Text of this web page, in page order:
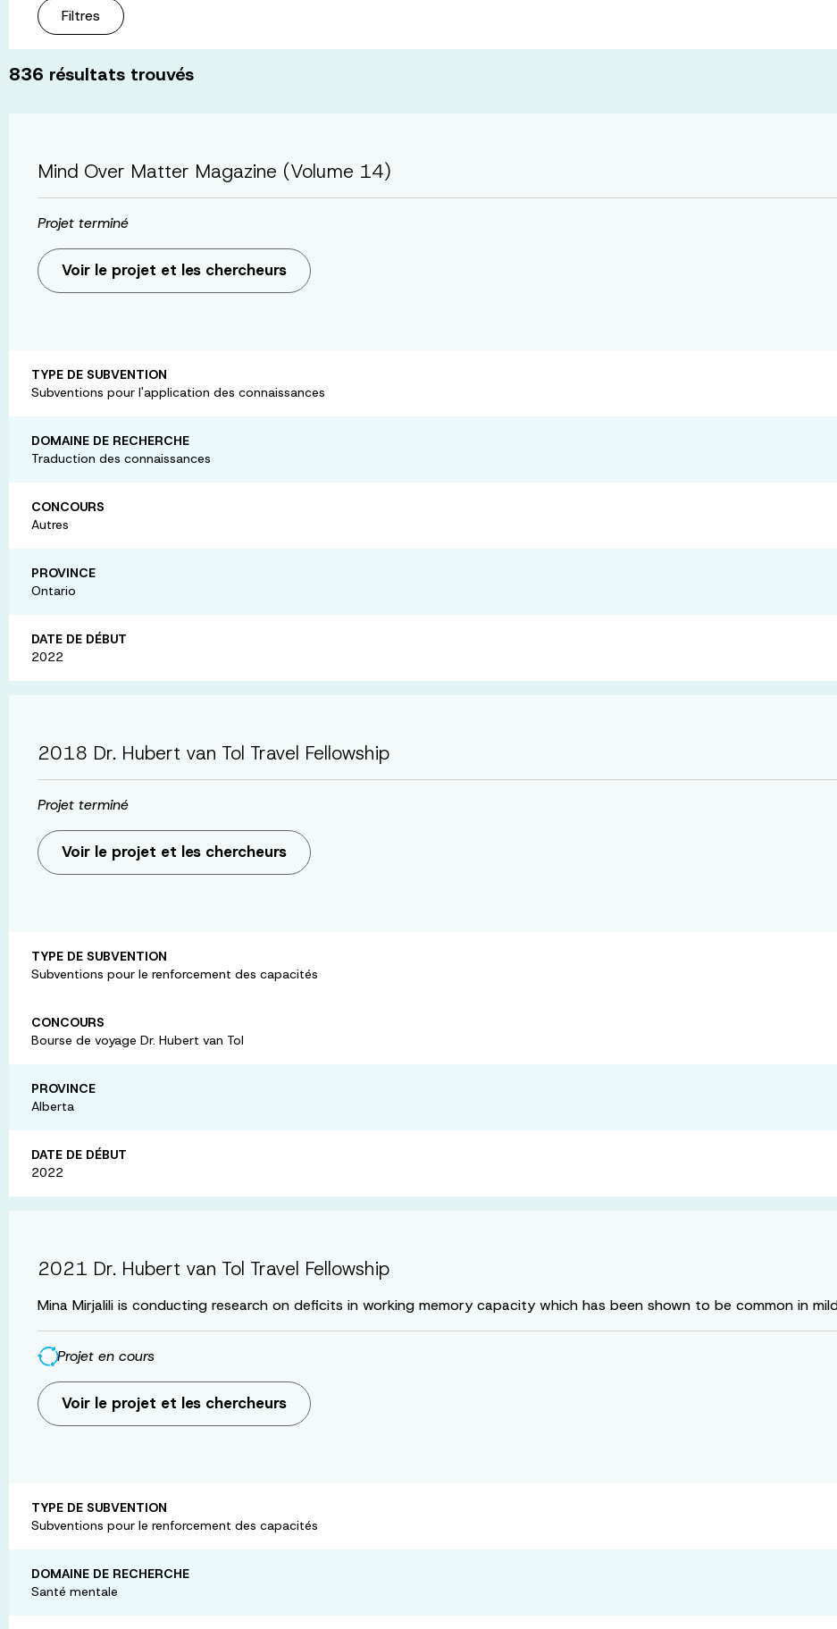
Filtres
836 résultats trouvés
Mind Over Matter Magazine (Volume 14)
Projet terminé
Voir le projet et les chercheurs
TYPE DE SUBVENTION
Subventions pour l'application des connaissances
DOMAINE DE RECHERCHE
Traduction des connaissances
CONCOURS
Autres
PROVINCE
Ontario
DATE DE DÉBUT
2022
2018 Dr. Hubert van Tol Travel Fellowship
Projet terminé
Voir le projet et les chercheurs
TYPE DE SUBVENTION
Subventions pour le renforcement des capacités
CONCOURS
Bourse de voyage Dr. Hubert van Tol
PROVINCE
Alberta
DATE DE DÉBUT
2022
2021 Dr. Hubert van Tol Travel Fellowship
Mina Mirjalili is conducting research on deficits in working memory capacity which has been shown to be common in
Projet en cours
Voir le projet et les chercheurs
TYPE DE SUBVENTION
Subventions pour le renforcement des capacités
DOMAINE DE RECHERCHE
Santé mentale